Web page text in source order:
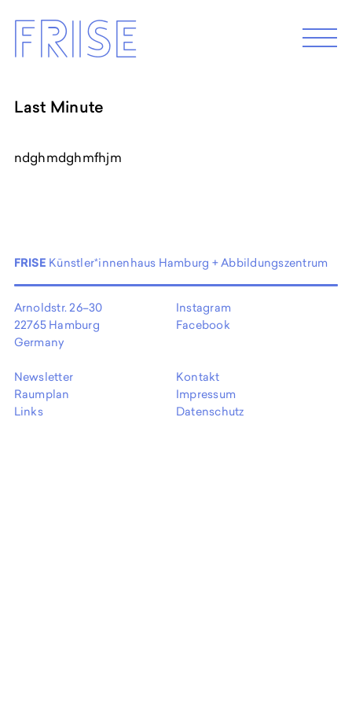
content
M
e
Frise
Archive
Abbildungszentrum
Artist in Residence
Frise e.G.
Last Minute
ndghmdghmfhjm
FRISE Künstler*innenhaus Hamburg + Abbildungszentrum
Arnoldstr. 26–30
22765 Hamburg
Germany
Instagram
Facebook
Newsletter
Raumplan
Links
Kontakt
Impressum
Datenschutz